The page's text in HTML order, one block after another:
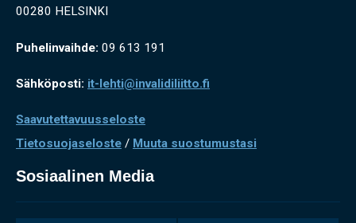
00280 HELSINKI
Puhelinvaihde: 09 613 191
Sähköposti: it-lehti@invalidiliitto.fi
Saavutettavuusseloste
Tietosuojaseloste / Muuta suostumustasi
Sosiaalinen Media